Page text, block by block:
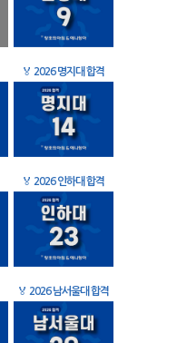
🏅 2026 명지대 합격
🏅 2026 인하대 합격
🏅 2026 남서울대 합격